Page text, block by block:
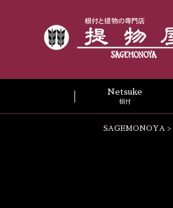
Netsuke
根付
SAGEMONOYA >